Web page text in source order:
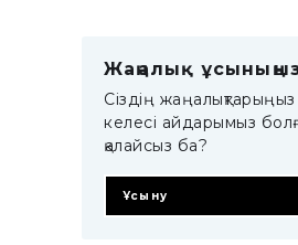
Жаңалық
Сіздің жаңалықтарыңыз
келесі айдарымыз
қалайсыз ба?
Ұсыну